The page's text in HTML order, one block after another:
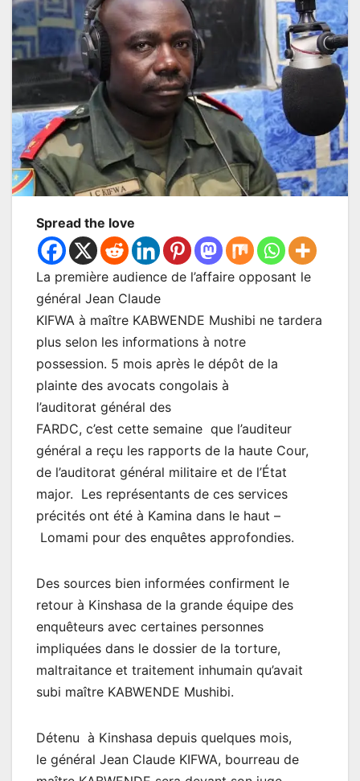
Spread the love
La première audience de l’affaire opposant le
général Jean Claude
KIFWA à maître KABWENDE Mushibi ne tardera
plus selon les informations à notre
possession. 5 mois après le dépôt de la
plainte des avocats congolais à
l’auditorat général des
FARDC, c’est cette semaine que l’auditeur
général a reçu les rapports de la haute Cour,
de l’auditorat général militaire et de l’État
major. Les représentants de ces services
précités ont été à Kamina dans le haut –
Lomami pour des enquêtes approfondies.
Des sources bien informées confirment le
retour à Kinshasa de la grande équipe des
enquêteurs avec certaines personnes
impliquées dans le dossier de la torture,
maltraitance et traitement inhumain qu’avait
subi maître KABWENDE Mushibi.
Détenu à Kinshasa depuis quelques mois,
le général Jean Claude KIFWA, bourreau de